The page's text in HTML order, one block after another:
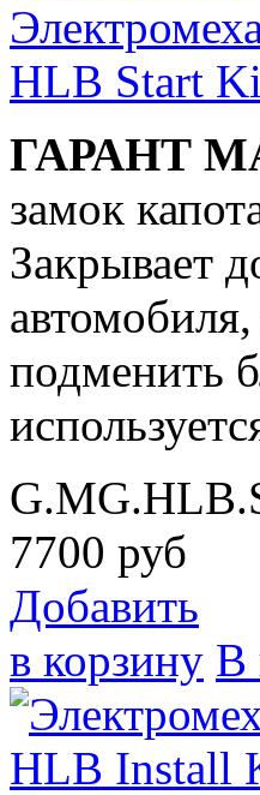
HLB Start
ГАРАНТ
замок
Закрывает
подменить
7700 руб
Добавить
в корзину В